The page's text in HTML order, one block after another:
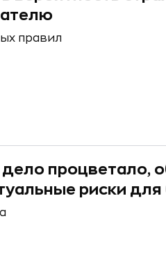
правил
процветало,
риски для